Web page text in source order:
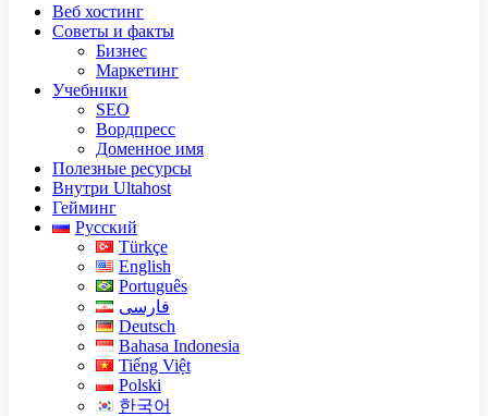
Веб хостинг
Советы и факты
Бизнес
Маркетинг
Учебники
SEO
Вордпресс
Доменное имя
Полезные ресурсы
Внутри Ultahost
Гейминг
Русский
Türkçe
English
Português
فارسی
Deutsch
Bahasa Indonesia
Tiếng Việt
Polski
한국어